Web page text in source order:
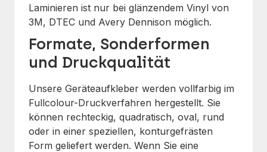
Laminieren ist nur bei glänzendem Vinyl von
3M, DTEC und Avery Dennison möglich.
Formate, Sonderformen
und Druckqualität
Unsere Geräteaufkleber werden vollfarbig im
Fullcolour-Druckverfahren hergestellt. Sie
können rechteckig, quadratisch, oval, rund
oder in einer speziellen, konturgefrästen
Form geliefert werden. Wenn Sie eine